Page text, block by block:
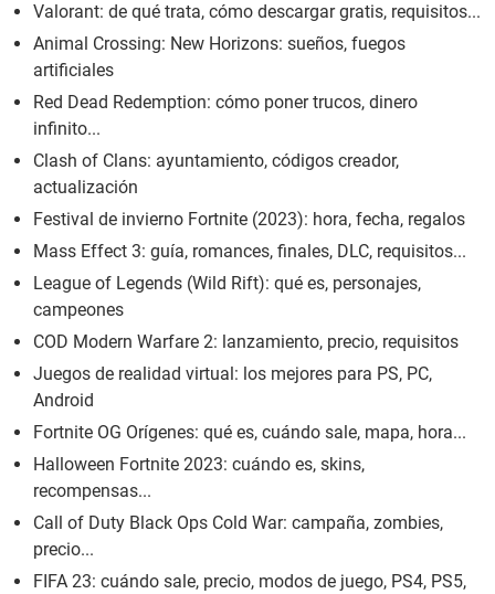
Valorant: de qué trata, cómo descargar gratis, requisitos...
Animal Crossing: New Horizons: sueños, fuegos
artificiales
Red Dead Redemption: cómo poner trucos, dinero
infinito...
Clash of Clans: ayuntamiento, códigos creador,
actualización
Festival de invierno Fortnite (2023): hora, fecha, regalos
Mass Effect 3: guía, romances, finales, DLC, requisitos...
League of Legends (Wild Rift): qué es, personajes,
campeones
COD Modern Warfare 2: lanzamiento, precio, requisitos
Juegos de realidad virtual: los mejores para PS, PC,
Android
Fortnite OG Orígenes: qué es, cuándo sale, mapa, hora...
Halloween Fortnite 2023: cuándo es, skins,
recompensas...
Call of Duty Black Ops Cold War: campaña, zombies,
precio...
FIFA 23: cuándo sale, precio, modos de juego, PS4, PS5,